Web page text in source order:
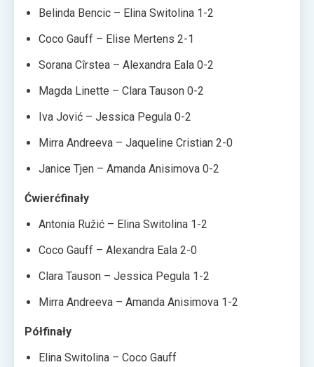
Belinda Bencic – Elina Switolina 1-2
Coco Gauff – Elise Mertens 2-1
Sorana Cîrstea – Alexandra Eala 0-2
Magda Linette – Clara Tauson 0-2
Iva Jović – Jessica Pegula 0-2
Mirra Andreeva – Jaqueline Cristian 2-0
Janice Tjen – Amanda Anisimova 0-2
Ćwierćfinały
Antonia Ružić – Elina Switolina 1-2
Coco Gauff – Alexandra Eala 2-0
Clara Tauson – Jessica Pegula 1-2
Mirra Andreeva – Amanda Anisimova 1-2
Półfinały
Elina Switolina – Coco Gauff